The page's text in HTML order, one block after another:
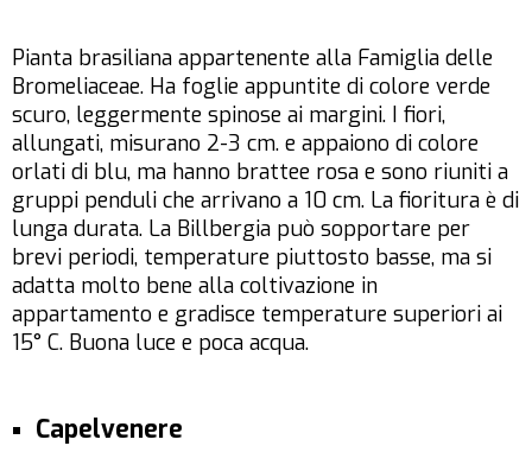
Pianta brasiliana appartenente alla Famiglia delle
Bromeliaceae. Ha foglie appuntite di colore verde
scuro, leggermente spinose ai margini. I fiori,
allungati, misurano 2-3 cm. e appaiono di colore
orlati di blu, ma hanno brattee rosa e sono riuniti a
gruppi penduli che arrivano a 10 cm. La fioritura è di
lunga durata. La Billbergia può sopportare per
brevi periodi, temperature piuttosto basse, ma si
adatta molto bene alla coltivazione in
appartamento e gradisce temperature superiori ai
15° C. Buona luce e poca acqua.
Capelvenere